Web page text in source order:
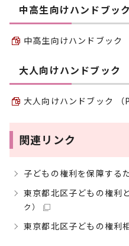
中高生向けハンドブック
中高生向けハンドブック
大人向けハンドブック
大人向けハンドブック （
関連リンク
子どもの権利を保障する
東京都北区子どもの権利
ク）
東京都北区子どもの権利